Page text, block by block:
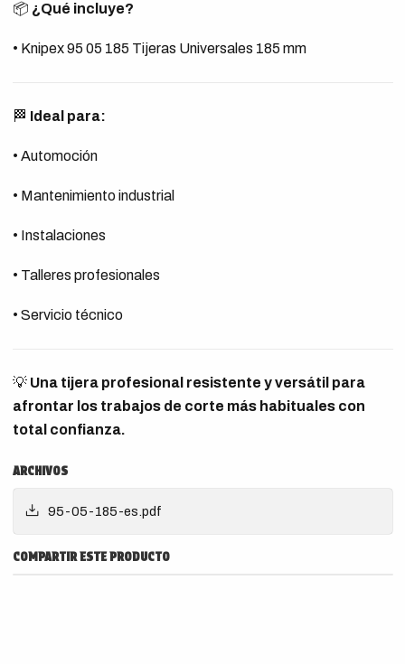
📦 ¿Qué incluye?
• Knipex 95 05 185 Tijeras Universales 185 mm
🏁 Ideal para:
• Automoción
• Mantenimiento industrial
• Instalaciones
• Talleres profesionales
• Servicio técnico
💡 Una tijera profesional resistente y versátil para
afrontar los trabajos de corte más habituales con
total confianza.
ARCHIVOS
95-05-185-es.pdf
COMPARTIR ESTE PRODUCTO